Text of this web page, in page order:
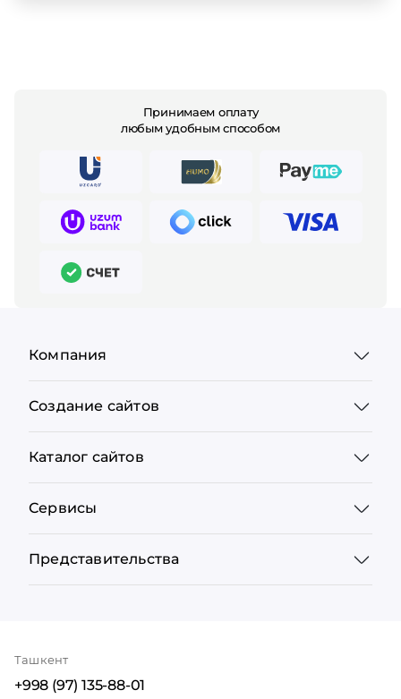
Принимаем оплату
любым удобным способом
Компания
Создание сайтов
Каталог сайтов
Сервисы
Представительства
Ташкент
+998 (97) 135-88-01